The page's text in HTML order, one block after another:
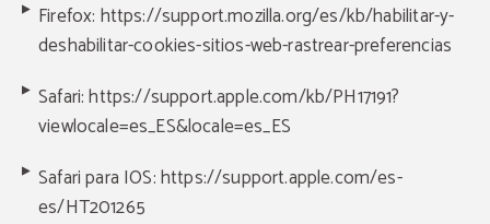
Firefox: https://support.mozilla.org/es/kb/habilitar-y-
deshabilitar-cookies-sitios-web-rastrear-preferencias
Safari:https://support.apple.com/kb/PH17191?
viewlocale=es_ES&locale=es_ES
Safari para IOS:https://support.apple.com/es-
es/HT201265